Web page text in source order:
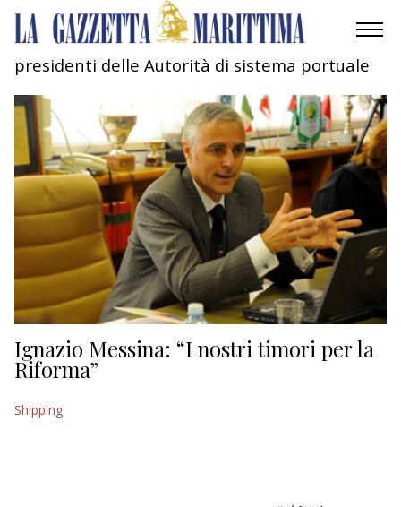
AMBIENTE
MOBILITÀ
INDUSTRIA
RICERCA
ECONOMIA
TURISMO
CULTURA
presidenti delle Autorità di sistema portuale
Ignazio Messina: “I nostri timori per la
Riforma”
Shipping